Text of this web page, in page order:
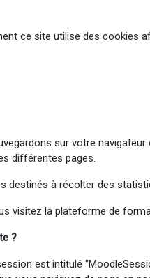
ce site utilise des cookies
sur votre
différentes pages.
destinés à récolter des
visitez la plateforme de
?
est intitulé